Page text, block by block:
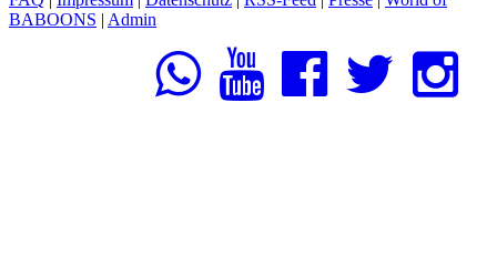
BABOONS | Admin